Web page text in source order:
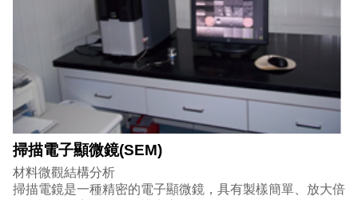
掃描電子顯微鏡(SEM)
材料微觀結構分析
掃描電鏡是一種精密的電子顯微鏡，具有製樣簡單、放大倍